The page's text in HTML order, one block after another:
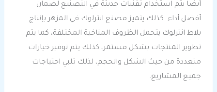
أيضا يتم استخدام تقنيات حديثة في التصنيع لضمان
أفضل أداء. كذلك يتميز مصنع انترلوك في المزهر بإنتاج
بلاط انترلوك يتحمل الظروف المناخية المختلفة، كما يتم
تطوير المنتجات بشكل مستمر، كذلك يتم توفير خيارات
متعددة من حيث الشكل والحجم، لذلك تلبي احتياجات
جميع المشاريع.